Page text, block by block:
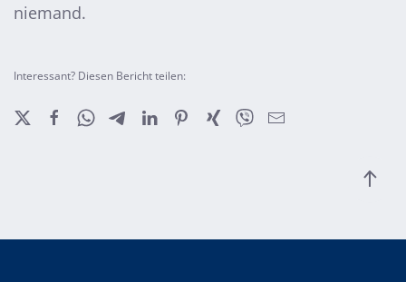
niemand.
Interessant? Diesen Bericht teilen: